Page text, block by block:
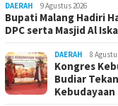
DAERAH 9 Agustus 2026
Bupati Malang Hadiri
DPC serta Masjid Al
DAERAH 8
Kongres
Budiar
Kebudayaan